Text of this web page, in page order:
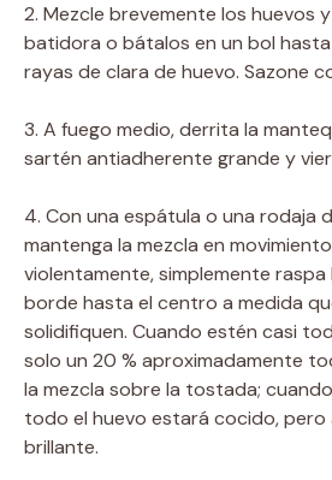
2. Mezcle brevemente los huevos
batidora o bátalos en un bol
rayas de clara de huevo. Sazone
3. A fuego medio, derrita la
sartén antiadherente grande y
4. Con una espátula o una rodaja
mantenga la mezcla en
violentamente, simplemente raspa
borde hasta el centro a medida
solidifiquen. Cuando estén casi
solo un 20 % aproximadamente
la mezcla sobre la tostada;
todo el huevo estará cocido, pero
brillante.